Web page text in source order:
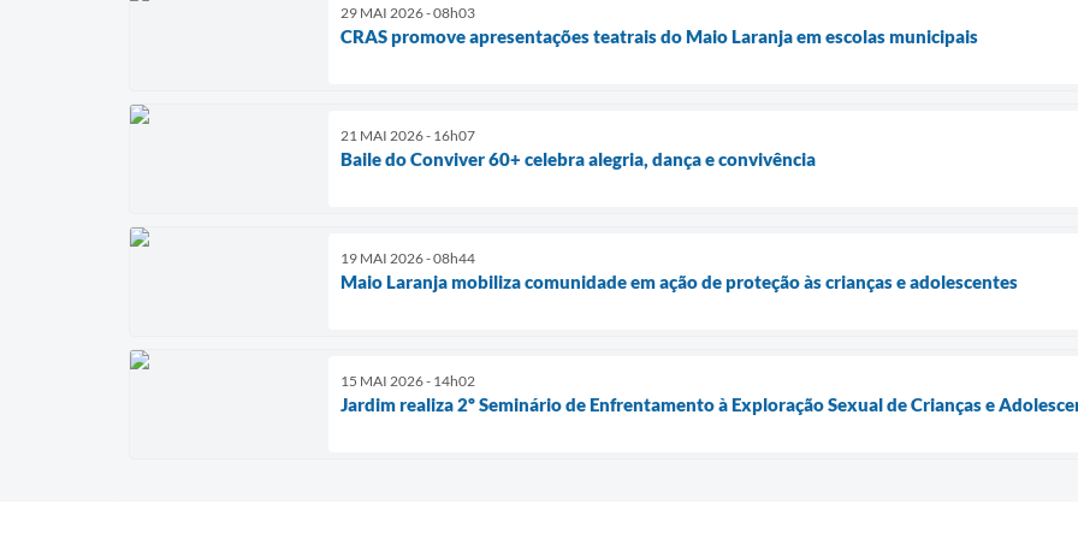
29 MAI 2026 - 08h03
CRAS promove apresentações teatrais do Maio Laranja em escolas municipais
21 MAI 2026 - 16h07
Baile do Conviver 60+ celebra alegria, dança e convivência
19 MAI 2026 - 08h44
Maio Laranja mobiliza comunidade em ação de proteção às crianças e adolescentes
15 MAI 2026 - 14h02
Jardim realiza 2º Seminário de Enfrentamento à Exploração Sexual de Crianças e